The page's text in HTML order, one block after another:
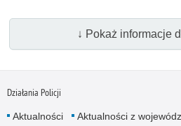
↓ Pokaż informacje
Działania Policji
Aktualności Aktualności z